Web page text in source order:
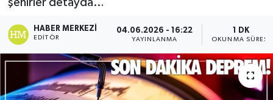
şehirler detayda…
HABER MERKEZI
EDITÖR
04.06.2026 - 16:22
YAYINLANMA
1 DK
OKUNMA SÜRESI
Burhaniye
ÇEVRE
DÜNYA
Son Dakika Haberleri
Haber Arşivi